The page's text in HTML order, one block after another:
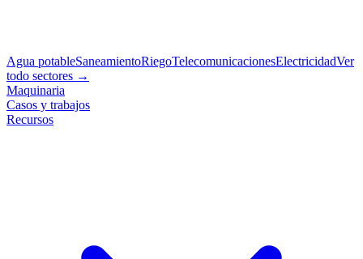
Agua potableSaneamientoRiegoTelecomunicacionesElectricidadVer
todo sectores →
Maquinaria
Casos y trabajos
Recursos